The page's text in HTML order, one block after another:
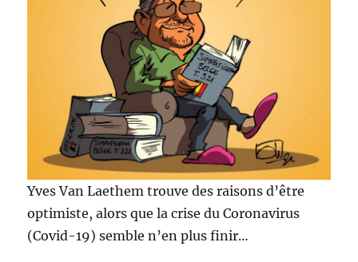
Yves Van Laethem trouve des raisons d’être
optimiste, alors que la crise du Coronavirus
(Covid-19) semble n’en plus finir…